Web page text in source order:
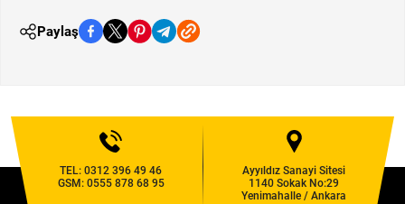
Paylaş
TEL:0312 396 49 46
GSM: 0555 878 68 95
Ayyıldız Sanayi Sitesi
1140 Sokak No:29
Yenimahalle / Ankara